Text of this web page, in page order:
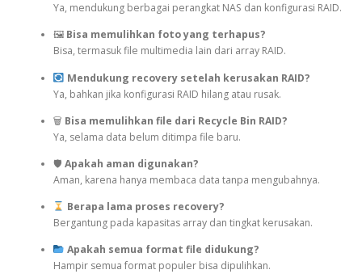
Ya, mendukung berbagai perangkat NAS dan konfigurasi RAID.
🖼 Bisa memulihkan foto yang terhapus?
Bisa, termasuk file multimedia lain dari array RAID.
Mendukung recovery setelah kerusakan RAID?
Ya, bahkan jika konfigurasi RAID hilang atau rusak.
🗑 Bisa memulihkan file dari Recycle Bin RAID?
Ya, selama data belum ditimpa file baru.
🛡 Apakah aman digunakan?
Aman, karena hanya membaca data tanpa mengubahnya.
Berapa lama proses recovery?
Bergantung pada kapasitas array dan tingkat kerusakan.
Apakah semua format file didukung?
Hampir semua format populer bisa dipulihkan.